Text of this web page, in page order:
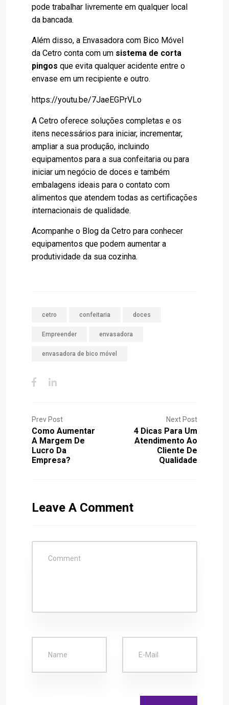
pode trabalhar livremente em qualquer local
da bancada.
Além disso, a Envasadora com Bico Móvel
da Cetro conta com um sistema de corta
pingos que evita qualquer acidente entre o
envase em um recipiente e outro.
https://youtu.be/7JaeEGPrVLo
A Cetro oferece soluções completas e os
itens necessários para iniciar, incrementar,
ampliar a sua produção, incluindo
equipamentos para a sua confeitaria ou para
iniciar um negócio de doces e também
embalagens ideais para o contato com
alimentos que atendem todas as certificações
internacionais de qualidade.
Acompanhe o Blog da Cetro para conhecer
equipamentos que podem aumentar a
produtividade da sua cozinha.
cetro confeitaria doces
Empreender envasadora
envasadora de bico móvel
Prev Post
Como Aumentar
A Margem De
Lucro Da
Empresa?
Next Post
4 Dicas Para Um
Atendimento Ao
Cliente De
Qualidade
Leave A Comment